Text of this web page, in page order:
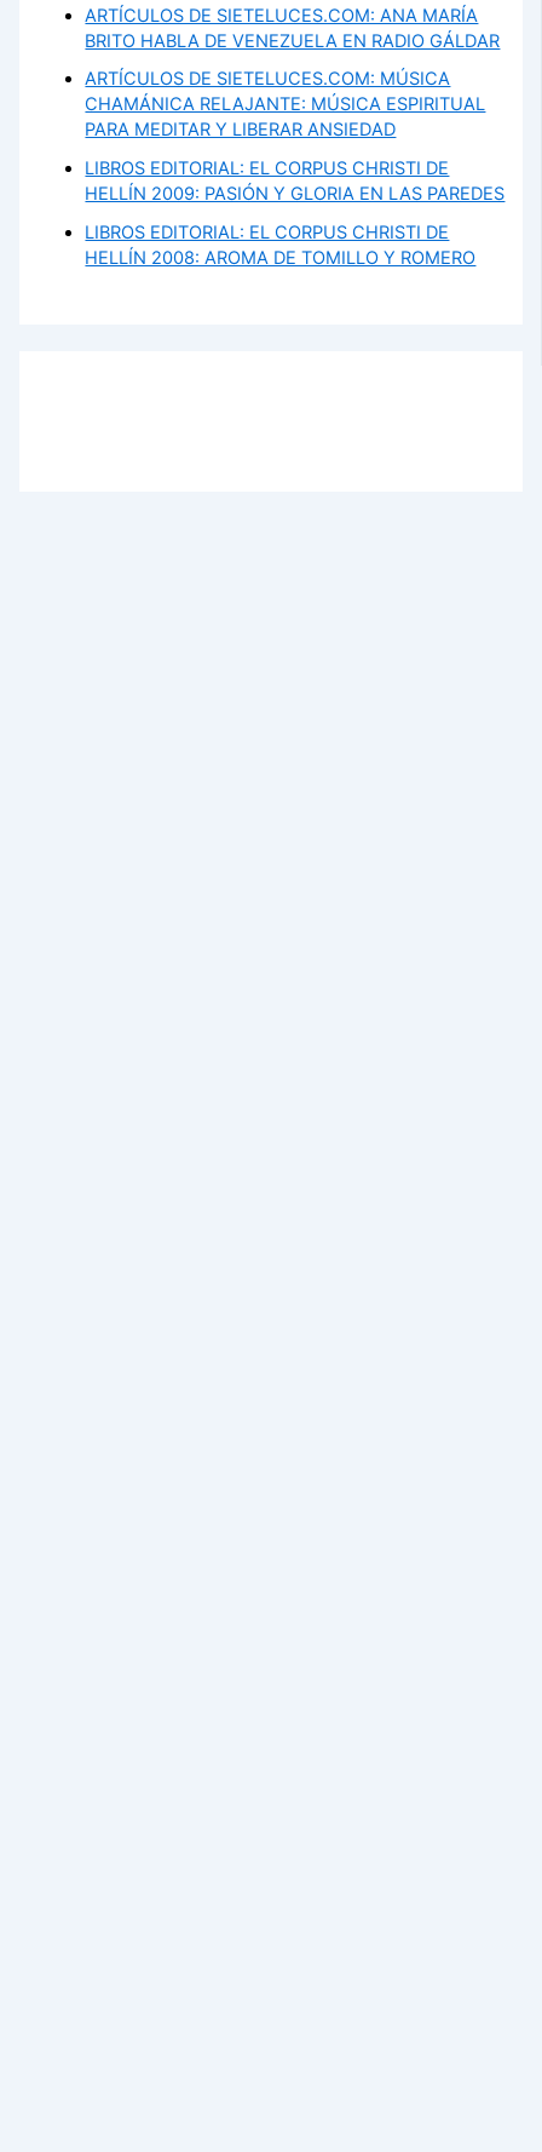
ARTÍCULOS DE SIETELUCES.COM: ANA MARÍA
BRITO HABLA DE VENEZUELA EN RADIO GÁLDAR
ARTÍCULOS DE SIETELUCES.COM: MÚSICA
CHAMÁNICA RELAJANTE: MÚSICA ESPIRITUAL
PARA MEDITAR Y LIBERAR ANSIEDAD
LIBROS EDITORIAL: EL CORPUS CHRISTI DE
HELLÍN 2009: PASIÓN Y GLORIA EN LAS PAREDES
LIBROS EDITORIAL: EL CORPUS CHRISTI DE
HELLÍN 2008: AROMA DE TOMILLO Y ROMERO